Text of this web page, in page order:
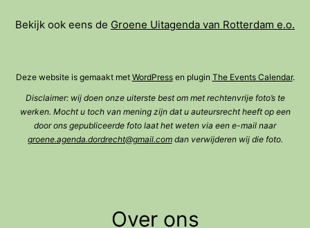
Bekijk ook eens de Groene Uitagenda van Rotterdam e.o.
Deze website is gemaakt met WordPressen plugin The Events Calendar.
Disclaimer: wij doen onze uiterste best om met rechtenvrije foto’s te
werken. Mocht u toch van mening zijn dat u auteursrecht heeft op een
door ons gepubliceerde foto laat het weten via een e-mail naar
groene.agenda.dordrecht@gmail.comdan verwijderen wij die foto.
Over ons